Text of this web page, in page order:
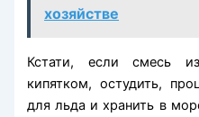
хозяйстве
Кстати, если смесь
кипятком, остудить,
для льда и хранить в